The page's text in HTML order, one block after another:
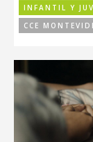
INFANTIL Y
CCE